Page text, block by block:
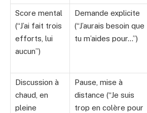
Score mental
(“J’ai fait trois
efforts, lui
aucun”)
Demande explicite
(“J’aurais besoin que
tu m’aides pour…”)
Discussion à
chaud, en
pleine
Pause, mise à
distance (“Je suis
trop en colère pour